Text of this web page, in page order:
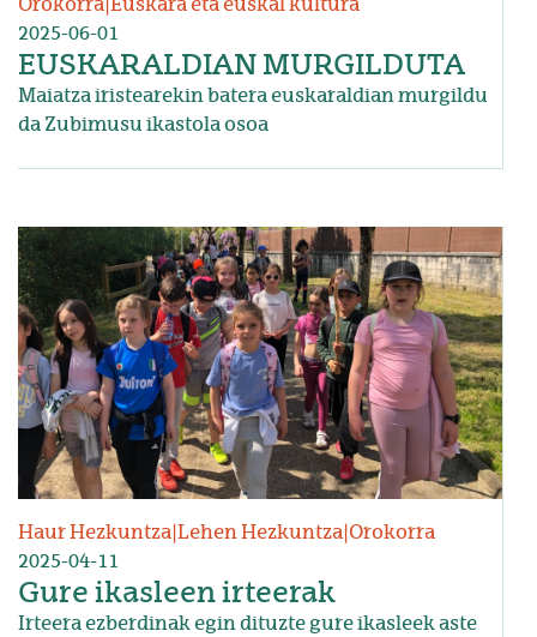
2025-06-01
EUSKARALDIAN MURGILDUTA
Maiatza iristearekin batera euskaraldian murgildu
da Zubimusu ikastola osoa
Irudia
Haur Hezkuntza|Lehen Hezkuntza|Orokorra
2025-04-11
Gure ikasleen irteerak
Irteera ezberdinak egin dituzte gure ikasleek aste